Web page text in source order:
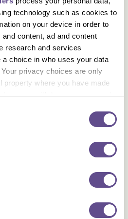
technology such as cookies to
on your device in order to
content, ad and content
research and services
a choice in who uses your data
privacy choices are only
property where you have made
about your geographical
by actively scanning it for
your personal data is processed